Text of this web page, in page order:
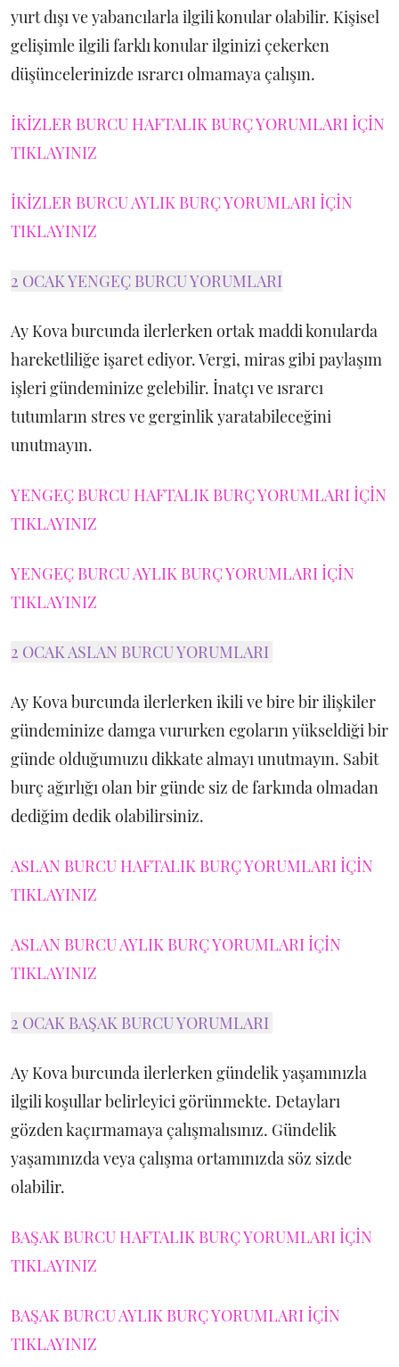
yurt dışı ve yabancılarla ilgili konular olabilir. Kişisel
gelişimle ilgili farklı konular ilginizi çekerken
düşüncelerinizde ısrarcı olmamaya çalışın.
İKİZLER BURCU HAFTALIK BURÇ YORUMLARI İÇİN
TIKLAYINIZ
İKİZLER BURCU AYLIK BURÇ YORUMLARI İÇİN
TIKLAYINIZ
2 OCAK YENGEÇ BURCU YORUMLARI
Ay Kova burcunda ilerlerken ortak maddi konularda
hareketliliğe işaret ediyor. Vergi, miras gibi paylaşım
işleri gündeminize gelebilir. İnatçı ve ısrarcı
tutumların stres ve gerginlik yaratabileceğini
unutmayın.
YENGEÇ BURCU HAFTALIK BURÇ YORUMLARI İÇİN
TIKLAYINIZ
YENGEÇ BURCU AYLIK BURÇ YORUMLARI İÇİN
TIKLAYINIZ
2 OCAK ASLAN BURCU YORUMLARI
Ay Kova burcunda ilerlerken ikili ve bire bir ilişkiler
gündeminize damga vururken egoların yükseldiği bir
günde olduğumuzu dikkate almayı unutmayın. Sabit
burç ağırlığı olan bir günde siz de farkında olmadan
dediğim dedik olabilirsiniz.
ASLAN BURCU HAFTALIK BURÇ YORUMLARI İÇİN
TIKLAYINIZ
ASLAN BURCU AYLIK BURÇ YORUMLARI İÇİN
TIKLAYINIZ
2 OCAK BAŞAK BURCU YORUMLARI
Ay Kova burcunda ilerlerken gündelik yaşamınızla
ilgili koşullar belirleyici görünmekte. Detayları
gözden kaçırmamaya çalışmalısınız. Gündelik
yaşamınızda veya çalışma ortamınızda söz sizde
olabilir.
BAŞAK BURCU HAFTALIK BURÇ YORUMLARI İÇİN
TIKLAYINIZ
BAŞAK BURCU AYLIK BURÇ YORUMLARI İÇİN
TIKLAYINIZ